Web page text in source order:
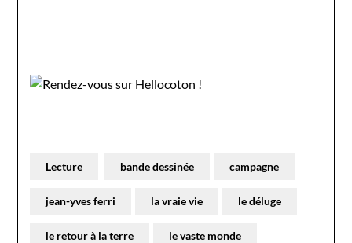
Lecture bande dessinée campagne
jean-yves ferri la vraie vie le déluge
le retour à la terre le vaste monde